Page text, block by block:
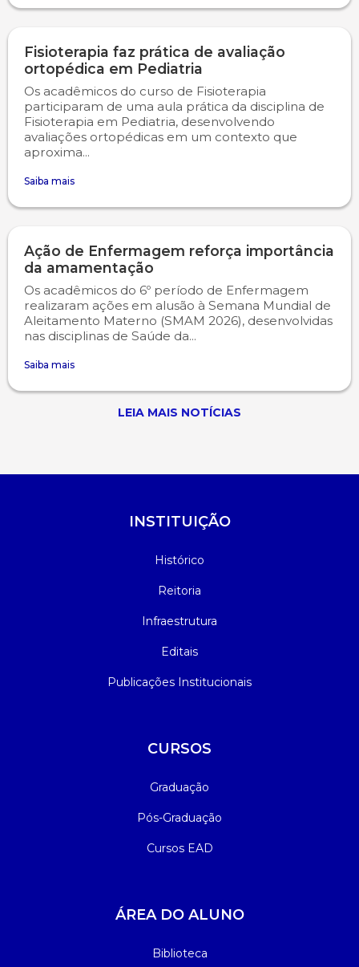
Fisioterapia faz prática de avaliação
ortopédica em Pediatria
Os acadêmicos do curso de Fisioterapia
participaram de uma aula prática da disciplina de
Fisioterapia em Pediatria, desenvolvendo
avaliações ortopédicas em um contexto que
aproxima...
Saiba mais
Ação de Enfermagem reforça importância
da amamentação
Os acadêmicos do 6º período de Enfermagem
realizaram ações em alusão à Semana Mundial de
Aleitamento Materno (SMAM 2026), desenvolvidas
nas disciplinas de Saúde da...
Saiba mais
LEIA MAIS NOTÍCIAS
INSTITUIÇÃO
Histórico
Reitoria
Infraestrutura
Editais
Publicações Institucionais
CURSOS
Graduação
Pós-Graduação
Cursos EAD
ÁREA DO ALUNO
Biblioteca